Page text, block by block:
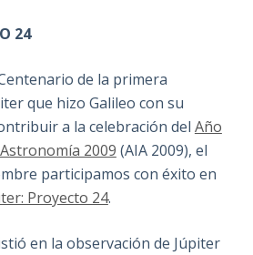
24
de la primera
que hizo Galileo con su
a la celebración del Año
2009 (AIA 2009), el
participamos con éxito en
Proyecto 24.
en la observación de Júpiter